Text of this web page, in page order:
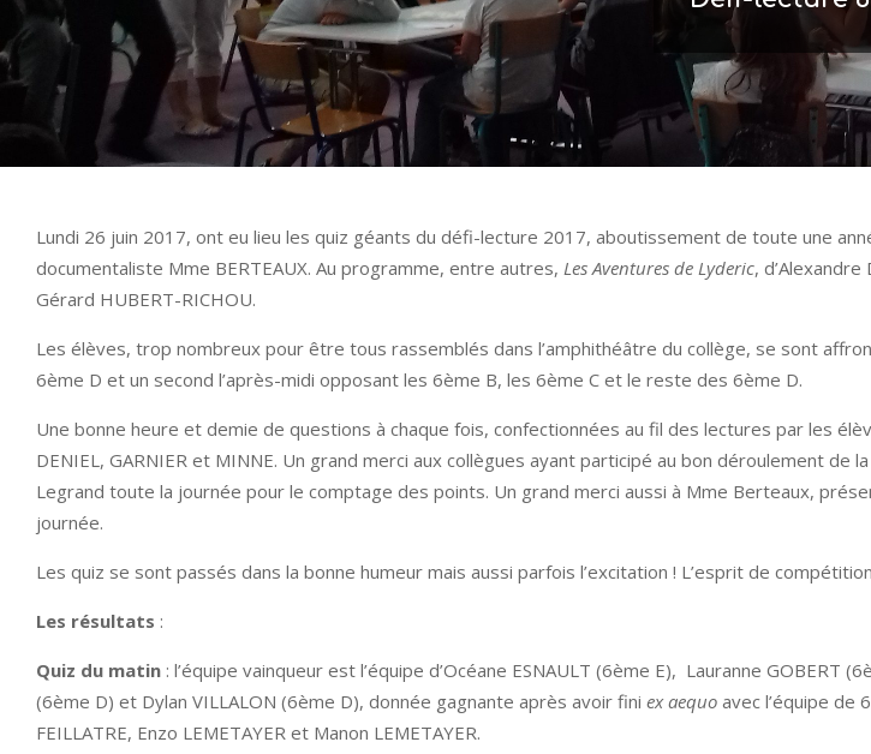
Lundi 26 juin 2017, ont eu lieu les quiz géants du défi-lecture 2017, aboutissement de toute une
documentaliste Mme BERTEAUX. Au programme, entre autres, Les Aventures de Lyderic, d’Alexandre
Gérard HUBERT-RICHOU.
Les élèves, trop nombreux pour être tous rassemblés dans l’amphithéâtre du collège, se sont
6ème D et un second l’après-midi opposant les 6ème B, les 6ème C et le reste des 6ème D.
Une bonne heure et demie de questions à chaque fois, confectionnées au fil des lectures par les
DENIEL, GARNIER et MINNE. Un grand merci aux collègues ayant participé au bon déroulement
Legrand toute la journée pour le comptage des points. Un grand merci aussi à Mme Berteaux,
journée.
Les quiz se sont passés dans la bonne humeur mais aussi parfois l’excitation ! L’esprit de
Les résultats :
Quiz du matin : l’équipe vainqueur est l’équipe d’Océane ESNAULT (6ème E), Lauranne GOBERT
(6ème D) et Dylan VILLALON (6ème D), donnée gagnante après avoir fini ex aequo avec l’équipe de
FEILLATRE, Enzo LEMETAYER et Manon LEMETAYER.